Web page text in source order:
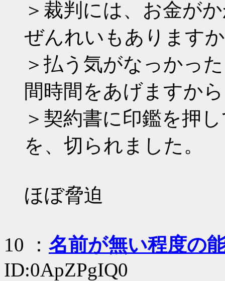
＞裁判には、お金が
ぜんれいもあります
＞払う気がなっかっ
間時間をあげますか
＞契約書に印鑑を押
を、切られました。
ほぼ脅迫
10 ： 名前が無い程度の
ID:0ApZPgIQ0